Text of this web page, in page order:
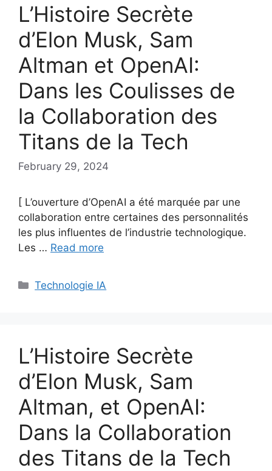
L’Histoire Secrète
d’Elon Musk, Sam
Altman et OpenAI:
Dans les Coulisses de
la Collaboration des
Titans de la Tech
February 29, 2024
[ L’ouverture d’OpenAI a été marquée par une
collaboration entre certaines des personnalités
les plus influentes de l’industrie technologique.
Les … Read more
Categories
Technologie IA
L’Histoire Secrète
d’Elon Musk, Sam
Altman, et OpenAI:
Dans la Collaboration
des Titans de la Tech